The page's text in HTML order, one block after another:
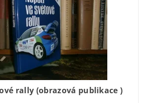
rally (obrazová publikace )